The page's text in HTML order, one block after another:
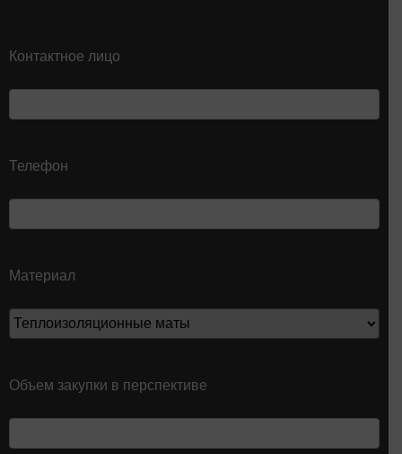
Контактное лицо
Телефон
Материал
Объем закупки в перспективе